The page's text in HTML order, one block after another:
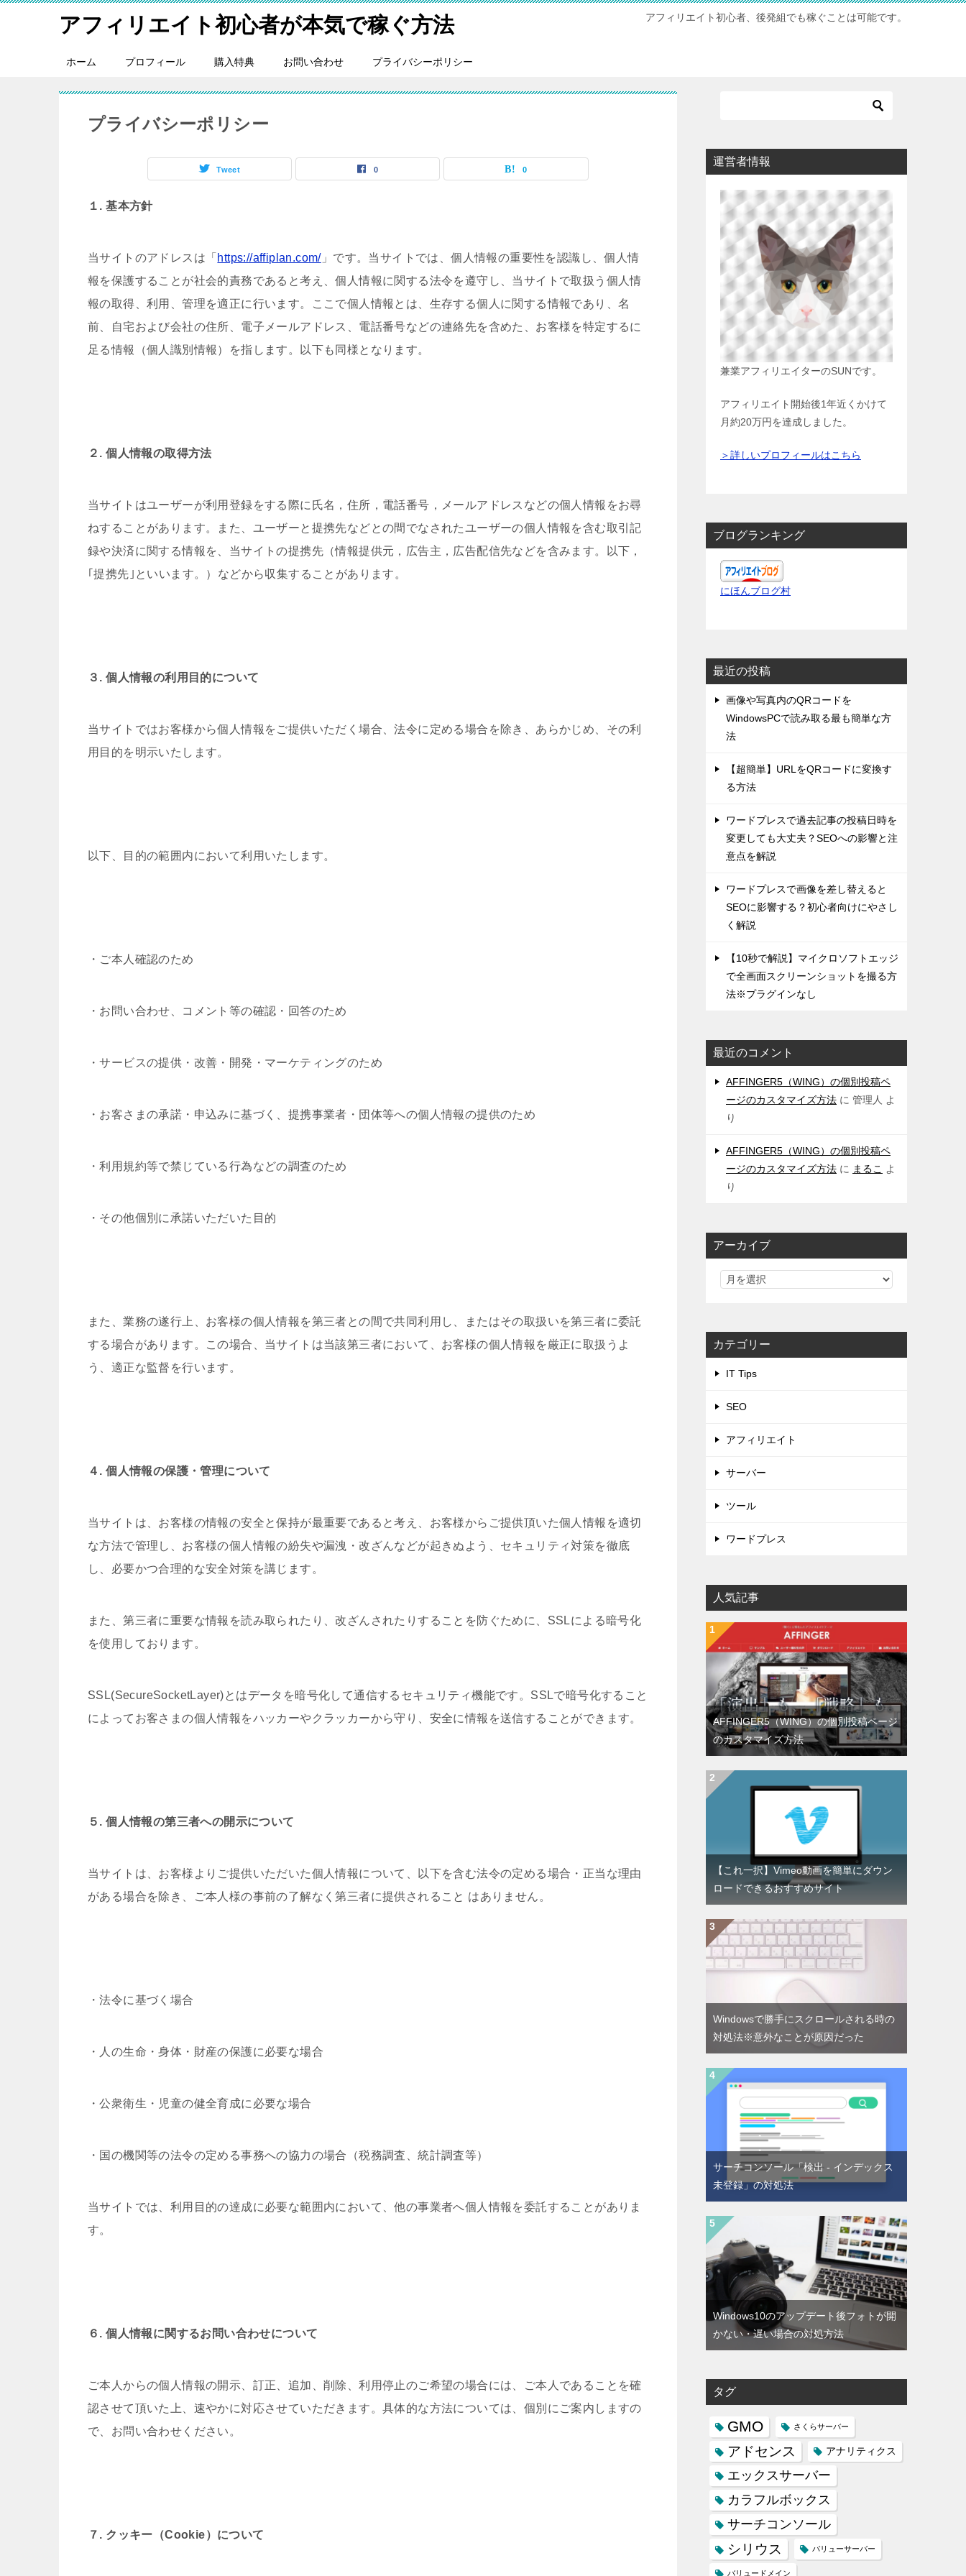
アフィリエイト初心者が本気で稼ぐ方法 アフィリエイト初心者、後発組でも稼ぐことは可能です。
ホーム プロフィール 購入特典 お問い合わせ プライバシーポリシー
プライバシーポリシー
Tweet 0 0
１. 基本方針
当サイトのアドレスは「 https://affiplan.com/」です。当サイトでは、個人情報の重要性を認識し、個人情
報を保護することが社会的責務であると考え、個人情報に関する法令を遵守し、当サイトで取扱う個人情
報の取得、利用、管理を適正に行います。ここで個人情報とは、生存する個人に関する情報であり、名
前、自宅および会社の住所、電子メールアドレス、電話番号などの連絡先を含めた、お客様を特定するに
足る情報（個人識別情報）を指します。以下も同様となります。
２. 個人情報の取得方法
当サイトはユーザーが利用登録をする際に氏名，住所，電話番号，メールアドレスなどの個人情報をお尋
ねすることがあります。また、ユーザーと提携先などとの間でなされたユーザーの個人情報を含む取引記
録や決済に関する情報を、当サイトの提携先（情報提供元，広告主，広告配信先などを含みます。以下，
｢提携先｣といいます。）などから収集することがあります。
３. 個人情報の利用目的について
当サイトではお客様から個人情報をご提供いただく場合、法令に定める場合を除き、あらかじめ、その利
用目的を明示いたします。
以下、目的の範囲内において利用いたします。
・ご本人確認のため
・お問い合わせ、コメント等の確認・回答のため
・サービスの提供・改善・開発・マーケティングのため
・お客さまの承諾・申込みに基づく、提携事業者・団体等への個人情報の提供のため
・利用規約等で禁じている行為などの調査のため
・その他個別に承諾いただいた目的
また、業務の遂行上、お客様の個人情報を第三者との間で共同利用し、またはその取扱いを第三者に委託
する場合があります。この場合、当サイトは当該第三者において、お客様の個人情報を厳正に取扱うよ
う、適正な監督を行います。
４. 個人情報の保護・管理について
当サイトは、お客様の情報の安全と保持が最重要であると考え、お客様からご提供頂いた個人情報を適切
な方法で管理し、お客様の個人情報の紛失や漏洩・改ざんなどが起きぬよう、セキュリティ対策を徹底
し、必要かつ合理的な安全対策を講じます。
また、第三者に重要な情報を読み取られたり、改ざんされたりすることを防ぐために、SSLによる暗号化
を使用しております。
SSL(SecureSocketLayer)とはデータを暗号化して通信するセキュリティ機能です。SSLで暗号化すること
によってお客さまの個人情報をハッカーやクラッカーから守り、安全に情報を送信することができます。
５. 個人情報の第三者への開示について
当サイトは、お客様よりご提供いただいた個人情報について、以下を含む法令の定める場合・正当な理由
がある場合を除き、ご本人様の事前の了解なく第三者に提供されること はありません。
・法令に基づく場合
・人の生命・身体・財産の保護に必要な場合
・公衆衛生・児童の健全育成に必要な場合
・国の機関等の法令の定める事務への協力の場合（税務調査、統計調査等）
当サイトでは、利用目的の達成に必要な範囲内において、他の事業者へ個人情報を委託することがありま
す。
６. 個人情報に関するお問い合わせについて
ご本人からの個人情報の開示、訂正、追加、削除、利用停止のご希望の場合には、ご本人であることを確
認させて頂いた上、速やかに対応させていただきます。具体的な方法については、個別にご案内しますの
で、お問い合わせください。
７. クッキー（Cookie）について
運営者情報
兼業アフィリエイターのSUNです。
アフィリエイト開始後1年近くかけて
月約20万円を達成しました。
＞詳しいプロフィールはこちら
ブログランキング
にほんブログ村
最近の投稿
画像や写真内のQRコードを
WindowsPCで読み取る最も簡単な方
法
【超簡単】URLをQRコードに変換す
る方法
ワードプレスで過去記事の投稿日時を
変更しても大丈夫？SEOへの影響と注
意点を解説
ワードプレスで画像を差し替えると
SEOに影響する？初心者向けにやさし
く解説
【10秒で解説】マイクロソフトエッジ
で全画面スクリーンショットを撮る方
法※プラグインなし
最近のコメント
AFFINGER5（WING）の個別投稿ペ
ージのカスタマイズ方法 に 管理人 よ
り
AFFINGER5（WING）の個別投稿ペ
ージのカスタマイズ方法 に まるこ
よ
り
アーカイブ
カテゴリー
IT Tips
SEO
アフィリエイト
サーバー
ツール
ワードプレス
人気記事
AFFINGER5（WING）の個別投稿ページ
のカスタマイズ方法
【これ一択】Vimeo動画を簡単にダウン
ロードできるおすすめサイト
Windowsで勝手にスクロールされる時の
対処法※意外なことが原因だった
サーチコンソール「検出 - インデックス
未登録」の対処法
Windows10のアップデート後フォトが開
かない・遅い場合の対処方法
タグ
GMO さくらサーバー
アドセンス アナリティクス
エックスサーバー
カラフルボックス
サーチコンソール
シリウス バリューサーバー
バリュードメイン